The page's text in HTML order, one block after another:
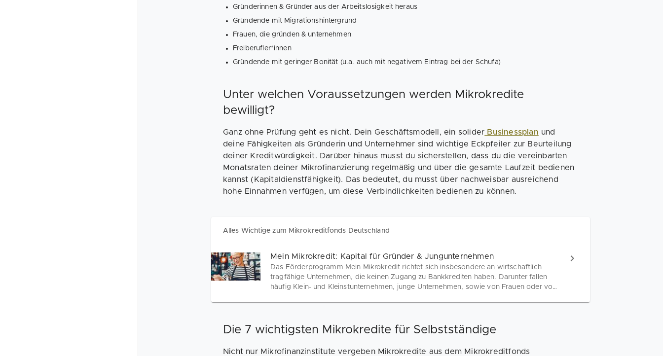
Gründerinnen & Gründer aus der Arbeitslosigkeit heraus
Gründende mit Migrationshintergrund
Frauen, die gründen & unternehmen
Freiberufler*innen
Gründende mit geringer Bonität (u.a. auch mit negativem Eintrag bei der Schufa)
Unter welchen Voraussetzungen werden Mikrokredite
bewilligt?
Ganz ohne Prüfung geht es nicht. Dein Geschäftsmodell, ein solider Businessplan und
deine Fähigkeiten als Gründerin und Unternehmer sind wichtige Eckpfeiler zur Beurteilung
deiner Kreditwürdigkeit. Darüber hinaus musst du sicherstellen, dass du die vereinbarten
Monatsraten deiner Mikrofinanzierung regelmäßig und über die gesamte Laufzeit bedienen
kannst (Kapitaldienstfähigkeit). Das bedeutet, du musst über nachweisbar ausreichend
hohe Einnahmen verfügen, um diese Verbindlichkeiten bedienen zu können.
Alles Wichtige zum Mikrokreditfonds Deutschland
Mein Mikrokredit: Kapital für Gründer & Jungunternehmen
Das Förderprogramm Mein Mikrokredit richtet sich insbesondere an wirtschaftlich
tragfähige Unternehmen, die keinen Zugang zu Bankkrediten haben. Darunter fallen
häufig Klein- und Kleinstunternehmen, junge Unternehmen, sowie von Frauen oder von
Die 7 wichtigsten Mikrokredite für Selbstständige
Nicht nur Mikrofinanzinstitute vergeben Mikrokredite aus dem Mikrokreditfonds